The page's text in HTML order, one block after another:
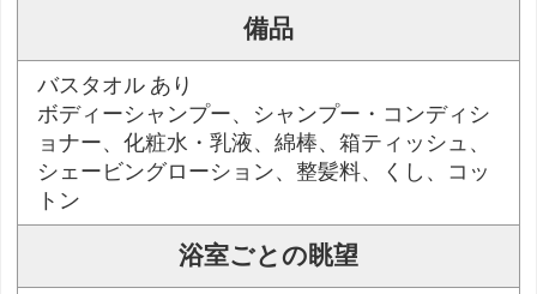
備品
バスタオル あり
ボディーシャンプー、シャンプー・コンディシ
ョナー、化粧水・乳液、綿棒、箱ティッシュ、
シェービングローション、整髪料、くし、コッ
トン
浴室ごとの眺望